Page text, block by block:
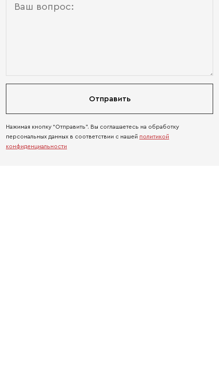
Отправить
Нажимая кнопку “Отправить”. Вы соглашаетесь на обработку
персональных данных в соответствии с нашей политикой
конфиденциальности